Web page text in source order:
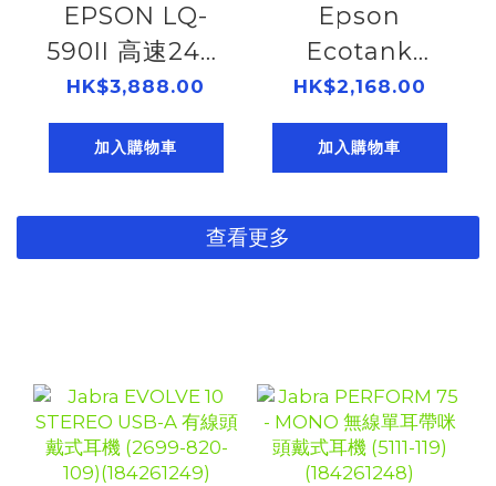
EPSON LQ-
590II 高速24針
A4點陣式打印機
138052187
HK$3,888.00
加入購物車
Epson
Ecotank
M1180 黑白高速
Wi-Fi打印機
138052179
HK$2,168.00
加入購物車
查看更多